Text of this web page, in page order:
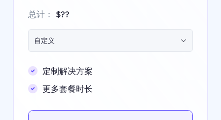
总计： $??
自定义
定制解决方案
更多套餐时长